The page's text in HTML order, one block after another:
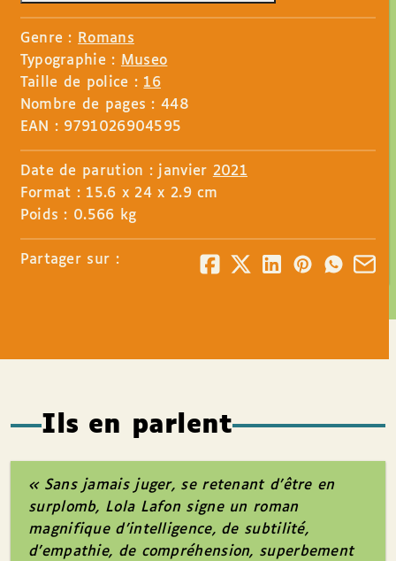
Genre : Romans
Typographie : Museo
Taille de police : 16
Nombre de pages : 448
EAN : 9791026904595
Date de parution : janvier 2021
Format : 15.6 x 24 x 2.9 cm
Poids : 0.566 kg
Partager sur :
Ils en parlent
« Sans jamais juger, se retenant d’être en
surplomb, Lola Lafon signe un roman
magnifique d’intelligence, de subtilité,
d’empathie, de compréhension, superbement